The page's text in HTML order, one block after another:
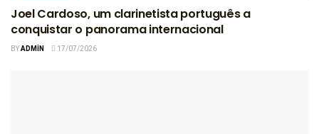
Joel Cardoso, um clarinetista português a
conquistar o panorama internacional
BYADMIN 17/07/2026